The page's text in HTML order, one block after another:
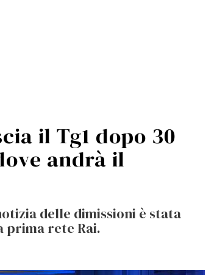
il Tg1 dopo 30
andrà il
delle dimissioni è stata
prima rete Rai.